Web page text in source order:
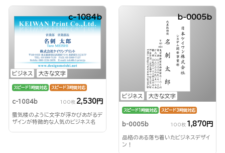
ビジネス 大きな文字
c-1084b
スピード1時間対応 スピード3時間対応
c-1084b 100枚 2,530円
蜃気楼のように文字が浮かびあがるデ
ザインが特徴的な人気のビジネス名
ビジネス 大きな文字
b-0005b
スピード1時間対応 スピード3時間対応
b-0005b 100枚 1,870円
品格のある落ち着いたビジネスデザイ
ン！